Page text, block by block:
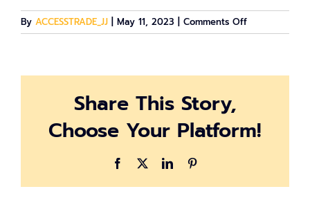
By ACCESSTRADE_JJ May 11, 2023 Comments Offon
AP-
Share This Story,
Choose Your Platform!
Facebook LinkedIn